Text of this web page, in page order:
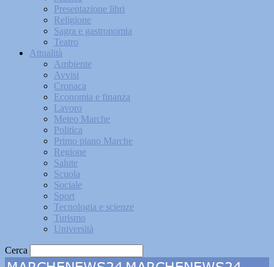
Presentazione libri
Religione
Sagra e gastronomia
Teatro
Attualità
Ambiente
Avvisi
Cronaca
Economia e finanza
Lavoro
Meteo Marche
Politica
Primo piano Marche
Regione
Salute
Scuola
Sociale
Sport
Tecnologia e scienze
Turismo
Università
Cerca